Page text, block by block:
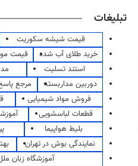
تبلیغات
قیمت شیشه سکوریت
خرید طلای آب شده
قیمت
استند تسلیت
دوربین مداربسته
مرجع
فروش مواد شیمیایی
قطعات لباسشویی
بلیط هواپیما
نمایندگی بوش در تهران
آموزشگاه زبان